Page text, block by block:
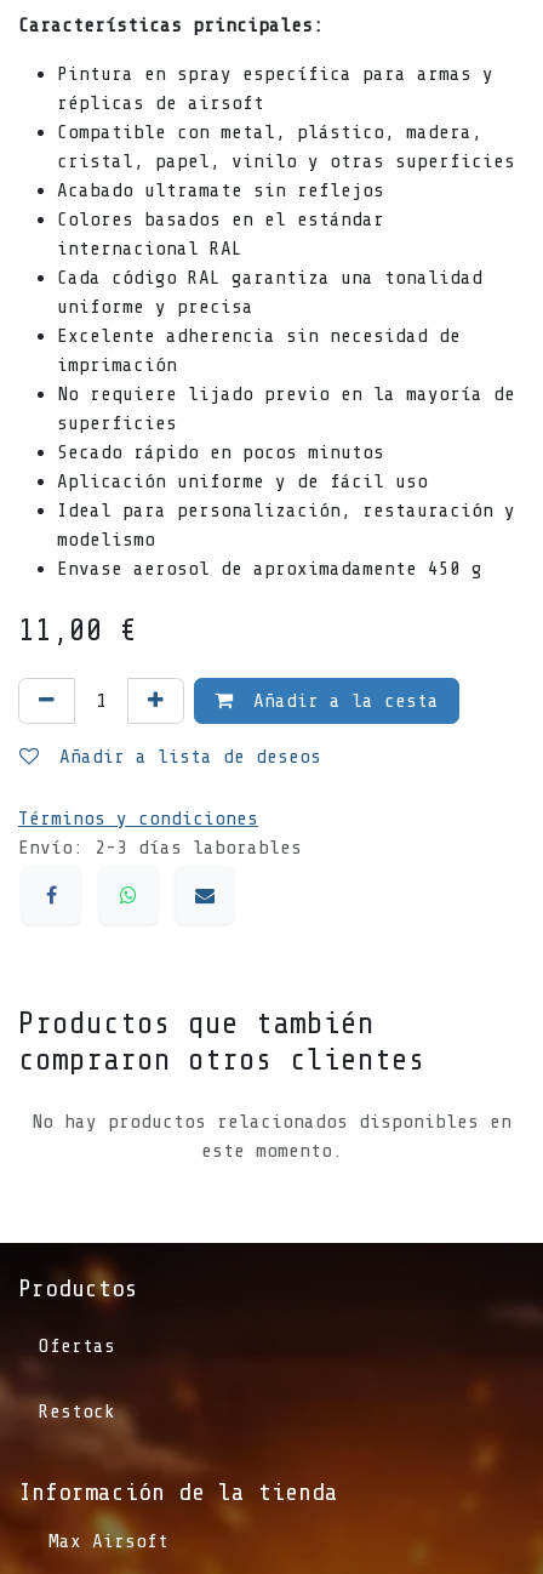
Características principales:
Pintura en spray específica para armas y
réplicas de airsoft
Compatible con metal, plástico, madera,
cristal, papel, vinilo y otras superficies
Acabado ultramate sin reflejos
Colores basados en el estándar
internacional RAL
Cada código RAL garantiza una tonalidad
uniforme y precisa
Excelente adherencia sin necesidad de
imprimación
No requiere lijado previo en la mayoría de
superficies
Secado rápido en pocos minutos
Aplicación uniforme y de fácil uso
Ideal para personalización, restauración y
modelismo
Envase aerosol de aproximadamente 450 g
11,00 €
Añadir a la cesta
Añadir a lista de deseos
Términos y condiciones
Envío: 2-3 días laborables
Productos que también
compraron otros clientes
No hay productos relacionados disponibles en
este momento.
Productos
Ofertas
Restock
Información de la tienda​
​Max Airsoft